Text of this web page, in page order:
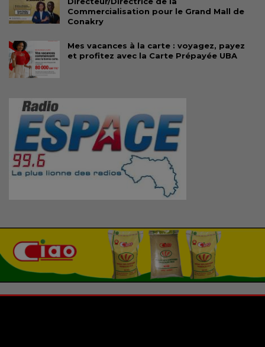
Commercialisation pour le Grand Mall de
Conakry
Mes vacances à la carte : voyagez, payez
et profitez avec la Carte Prépayée UBA